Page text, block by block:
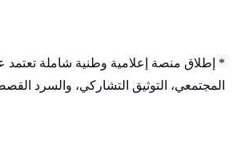
* إطلاق منصة إعلامية وطنية شاملة تعتمد
المجتمعي، التوثيق التشاركي، والسرد